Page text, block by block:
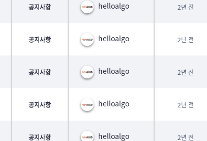
공지사항 helloalgo 2년 전
공지사항 helloalgo 2년 전
공지사항 helloalgo 2년 전
공지사항 helloalgo 2년 전
공지사항 helloalgo 2년 전